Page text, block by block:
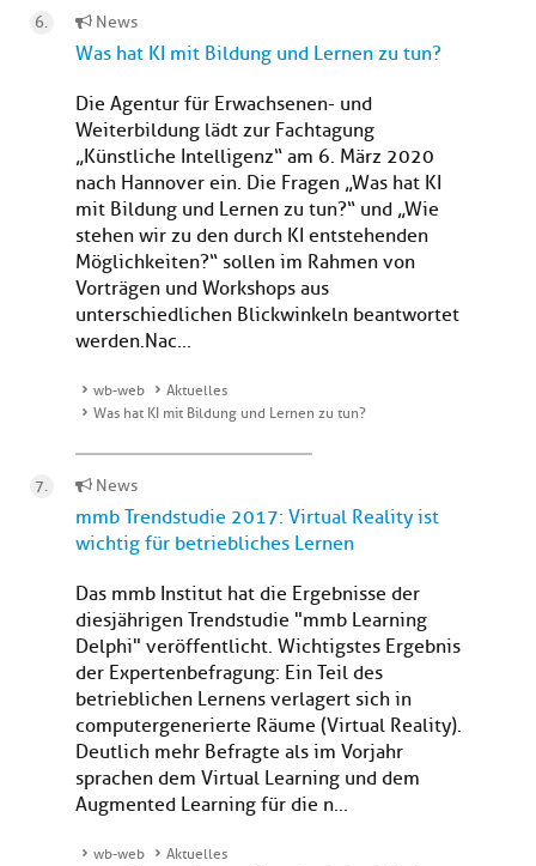
News
Was hat KI mit Bildung und Lernen zu tun?
Die Agentur für Erwachsenen- und
Weiterbildung lädt zur Fachtagung
„Künstliche Intelligenz“ am 6. März 2020
nach Hannover ein. Die Fragen „Was hat KI
mit Bildung und Lernen zu tun?“ und „Wie
stehen wir zu den durch KI entstehenden
Möglichkeiten?“ sollen im Rahmen von
Vorträgen und Workshops aus
unterschiedlichen Blickwinkeln beantwortet
werden.Nac...
wb-web
Aktuelles
Was hat KI mit Bildung und Lernen zu tun?
News
mmb Trendstudie 2017: Virtual Reality ist
wichtig für betriebliches Lernen
Das mmb Institut hat die Ergebnisse der
diesjährigen Trendstudie "mmb Learning
Delphi" veröffentlicht. Wichtigstes Ergebnis
der Expertenbefragung: Ein Teil des
betrieblichen Lernens verlagert sich in
computergenerierte Räume (Virtual Reality).
Deutlich mehr Befragte als im Vorjahr
sprachen dem Virtual Learning und dem
Augmented Learning für die n...
wb-web
Aktuelles